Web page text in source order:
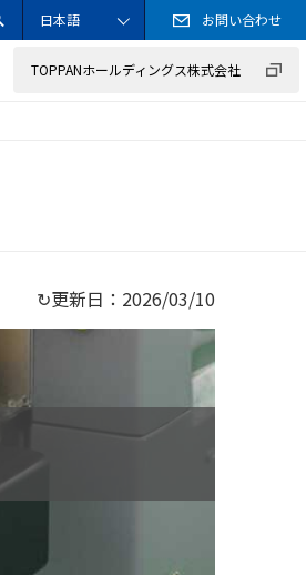
送信
サイト内検索ボック
日本語 お問い合わせ
TOPPANホールディングス株式会社
↻更新日： 2026/03/10